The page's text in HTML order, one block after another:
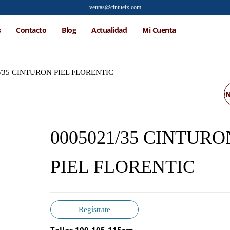
ventas@cintuelx.com
Contacto Blog Actualidad Mi Cuenta
CINTURON PIEL FLORENTIC
0005202/35
0005021/35
PIEL FLORENTIC
Regístrate